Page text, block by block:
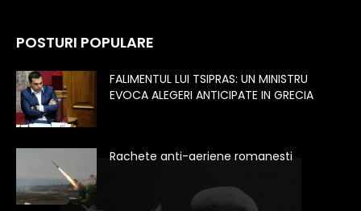
POSTURI POPULARE
FALIMENTUL LUI TSIPRAS: UN MINISTRU
EVOCA ALEGERI ANTICIPATE IN GRECIA
Rachete anti-aeriene romanesti